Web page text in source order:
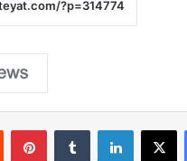
فيسبوك‫X لينكدإن‏Tumblr